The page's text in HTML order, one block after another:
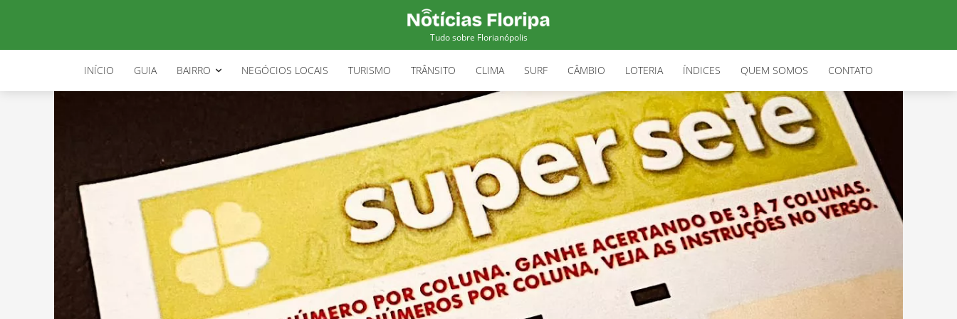
Tudo sobre Florianópolis
INÍCIO GUIA BAIRRO NEGÓCIOS LOCAIS TURISMO TRÂNSITO CLIMA SURF CÂMBIO LOTERIA ÍNDICES QUEM SOMOS CONTATO